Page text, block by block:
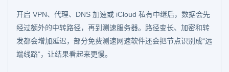
开启 VPN、代理、DNS 加速或 iCloud 私有中继后，数据会先
经过额外的中转路径，再到测速服务器。路径变长、加密和转
发都会增加延迟，部分免费测速网速软件还会把节点识别成“远
端线路”，让结果看起来更慢。